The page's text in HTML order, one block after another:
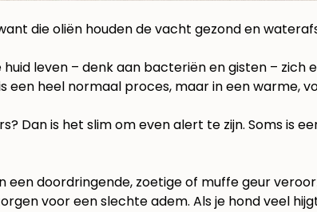
die oliën houden de vacht gezond en
leven – denk aan bacteriën en gisten – zich
een heel normaal proces, maar in een warme,
Dan is het slim om even alert te zijn. Soms is
doordringende, zoetige of muffe geur
voor een slechte adem. Als je hond veel